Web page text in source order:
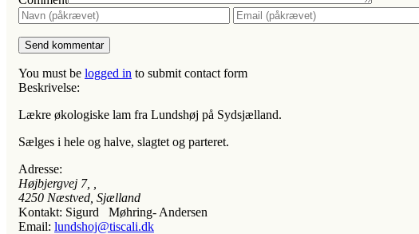
You must be logged in to submit contact form
Beskrivelse:
Lækre økologiske lam fra Lundshøj på Sydsjælland.
Sælges i hele og halve, slagtet og parteret.
Adresse:
Højbjergvej 7, ,
4250 Næstved, Sjælland
Kontakt: Sigurd Møhring- Andersen
Email: lundshoj@tiscali.dk